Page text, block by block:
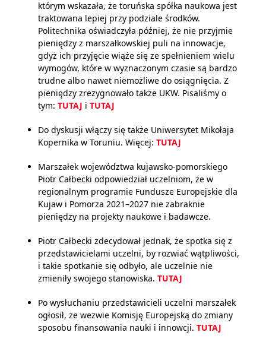
którym wskazała, że toruńska spółka naukowa jest
traktowana lepiej przy podziale środków.
Politechnika oświadczyła później, że nie przyjmie
pieniędzy z marszałkowskiej puli na innowacje,
gdyż ich przyjęcie wiąże się ze spełnieniem wielu
wymogów, które w wyznaczonym czasie są bardzo
trudne albo nawet niemożliwe do osiągnięcia. Z
pieniędzy zrezygnowało także UKW. Pisaliśmy o
tym: TUTAJ i TUTAJ
Do dyskusji włączy się także Uniwersytet Mikołaja
Kopernika w Toruniu. Więcej: TUTAJ
Marszałek województwa kujawsko-pomorskiego
Piotr Całbecki odpowiedział uczelniom, że w
regionalnym programie Fundusze Europejskie dla
Kujaw i Pomorza 2021–2027 nie zabraknie
pieniędzy na projekty naukowe i badawcze.
Piotr Całbecki zdecydował jednak, że spotka się z
przedstawicielami uczelni, by rozwiać wątpliwości,
i takie spotkanie się odbyło, ale uczelnie nie
zmieniły swojego stanowiska. TUTAJ
Po wysłuchaniu przedstawicieli uczelni marszałek
ogłosił, że wezwie Komisję Europejską do zmiany
sposobu finansowania nauki i innowcji. TUTAJ